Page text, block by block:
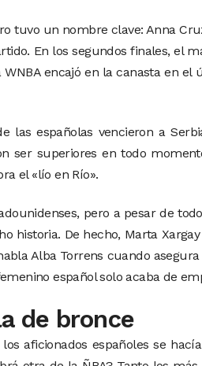
tuvo un nombre clave: Anna
En los segundos finales, el
encajó en la canasta en el
las españolas vencieron a
ser superiores en todo
el «lío en Río».
pero a pesar de
historia. De hecho, Marta
Alba Torrens cuando
español solo acaba de
de bronce
aficionados españoles se